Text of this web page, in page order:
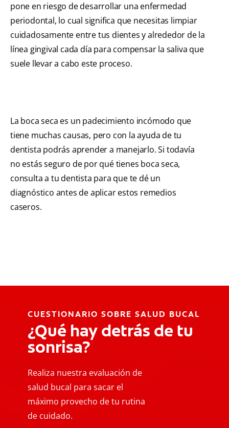
pone en riesgo de desarrollar una enfermedad
periodontal, lo cual significa que necesitas limpiar
cuidadosamente entre tus dientes y alrededor de la
línea gingival cada día para compensar la saliva que
suele llevar a cabo este proceso.
La boca seca es un padecimiento incómodo que
tiene muchas causas, pero con la ayuda de tu
dentista podrás aprender a manejarlo. Si todavía
no estás seguro de por qué tienes boca seca,
consulta a tu dentista para que te dé un
diagnóstico antes de aplicar estos remedios
caseros.
CUESTIONARIO SOBRE SALUD BUCAL
¿Qué hay detrás de tu
sonrisa?
Realiza nuestra evaluación de
salud bucal para sacar el
máximo provecho de tu rutina
de cuidado.